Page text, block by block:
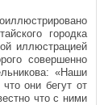
городка
иллюстрацией
совершенно
«Наши
они бегут от
что с ними